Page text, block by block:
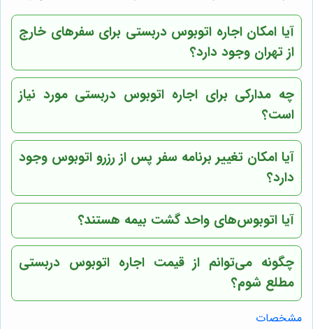
آیا امکان اجاره اتوبوس دربستی برای سفرهای خارج
از تهران وجود دارد؟
چه مدارکی برای اجاره اتوبوس دربستی مورد نیاز
است؟
آیا امکان تغییر برنامه سفر پس از رزرو اتوبوس وجود
دارد؟
آیا اتوبوس‌های واحد گشت بیمه هستند؟
چگونه می‌توانم از قیمت اجاره اتوبوس دربستی
مطلع شوم؟
مشخصات